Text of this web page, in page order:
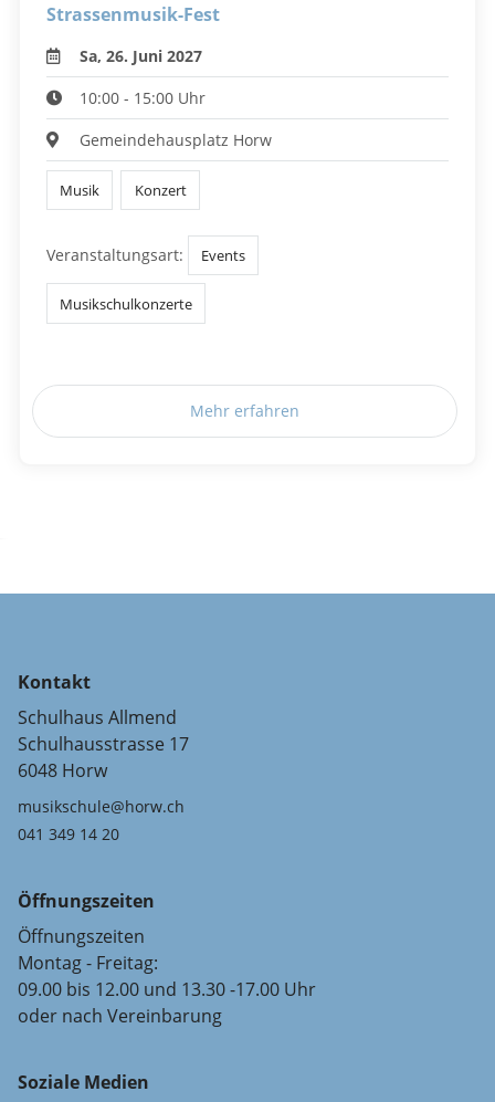
Strassenmusik-Fest
Sa, 26. Juni 2027
10:00 - 15:00 Uhr
Gemeindehausplatz Horw
Musik Konzert
Veranstaltungsart: Events
Musikschulkonzerte
Mehr erfahren
Kontakt
Schulhaus Allmend
Schulhausstrasse 17
6048 Horw
musikschule@horw.ch
041 349 14 20
Öffnungszeiten
Öffnungszeiten
Montag - Freitag:
09.00 bis 12.00 und 13.30 -17.00 Uhr
oder nach Vereinbarung
Soziale Medien